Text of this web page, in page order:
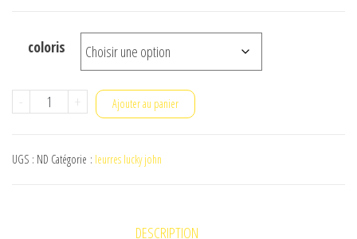
coloris
-
quantité
blade
+ Ajouter au panier
UGS : ND Catégorie : leurres lucky john
DESCRIPTION